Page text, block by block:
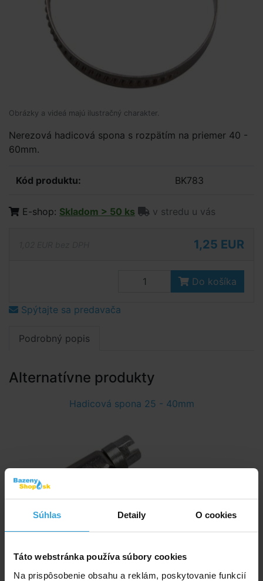
Súhlas Detaily O cookies
Táto webstránka používa súbory cookies
Na prispôsobenie obsahu a reklám, poskytovanie funkcií
Obrázky a videá majú ilustračný charakter.
Nerezová hadicová spona s rozpätím na priemer 40 -
60mm.
Kód produktu: BK783
E-shop: Skladom > 50 ks v stredu u vás
1,25 EUR
Do košíka
Spýtajte sa predavača
Podrobný popis
Alternatívne produkty
Hadicová spona 25 - 40mm